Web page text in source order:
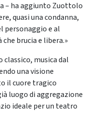
– ha aggiunto Zuottolo
quasi una condanna,
personaggio e al
brucia e libera.»
classico, musica dal
una visione
il cuore tragico
luogo di aggregazione
ideale per un teatro